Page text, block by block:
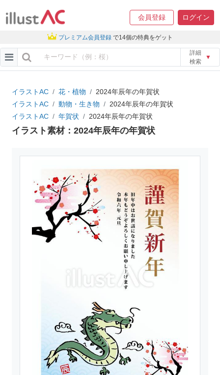
会員登録 ログイン
プレミアム会員登録 で14個の特典をゲット
詳細
検索
▼
イラストAC 花・植物
2024年辰年の年賀状
イラストAC
動物・生き物
2024年辰年の年賀状
イラストAC
年賀状 2024年辰年の年賀状
イラスト素材：2024年辰年の年賀状